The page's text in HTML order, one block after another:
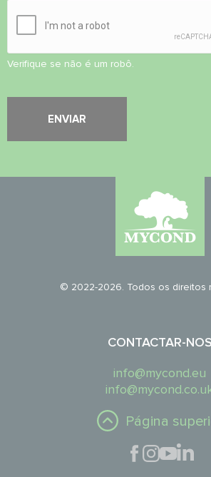
Verifique se não é um robô.
© 2022-2026. Todos os direitos
CONTACTAR-NOS
info@mycond.eu
Página